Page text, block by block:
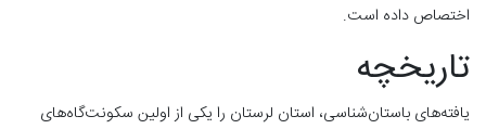
اختصاص داده است.
تاریخچه
یافته‌های باستان‌شناسی، استان لرستان را یکی از اولین سکونت‌گاه‌های